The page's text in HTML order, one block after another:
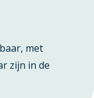
met
zijn in de